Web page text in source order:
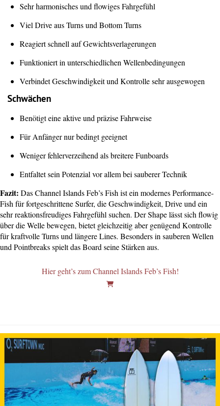
Sehr harmonisches und flowiges Fahrgefühl
Viel Drive aus Turns und Bottom Turns
Reagiert schnell auf Gewichtsverlagerungen
Funktioniert in unterschiedlichen Wellenbedingungen
Verbindet Geschwindigkeit und Kontrolle sehr ausgewogen
Schwächen
Benötigt eine aktive und präzise Fahrweise
Für Anfänger nur bedingt geeignet
Weniger fehlerverzeihend als breitere Funboards
Entfaltet sein Potenzial vor allem bei sauberer Technik
Fazit: Das Channel Islands Feb’s Fish ist ein modernes Performance-
Fish für fortgeschrittene Surfer, die Geschwindigkeit, Drive und ein
sehr reaktionsfreudiges Fahrgefühl suchen. Der Shape lässt sich flowig
über die Welle bewegen, bietet gleichzeitig aber genügend Kontrolle
für kraftvolle Turns und längere Lines. Besonders in sauberen Wellen
und Pointbreaks spielt das Board seine Stärken aus.
Hier geht’s zum Channel Islands Feb’s Fish!